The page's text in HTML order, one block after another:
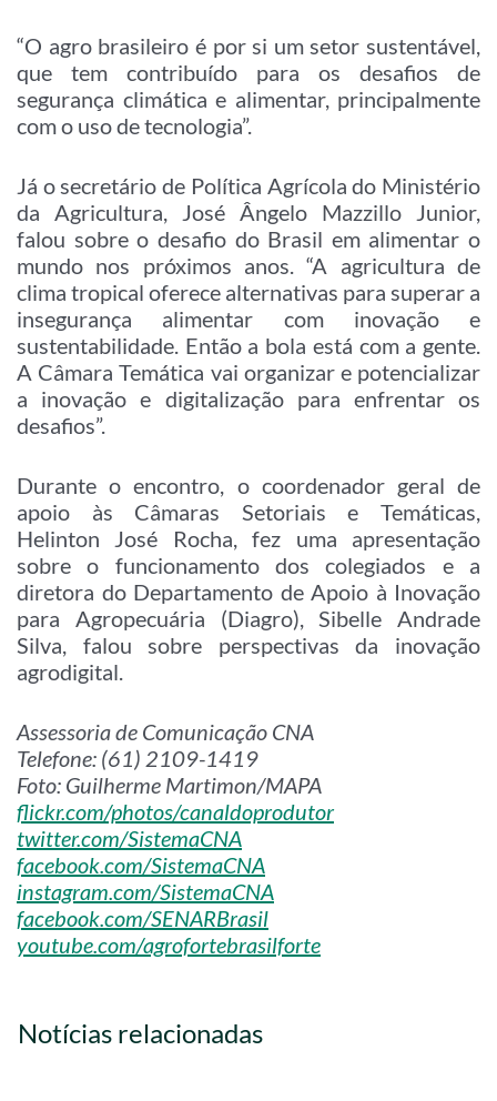
“O agro brasileiro é por si um setor sustentável,
que tem contribuído para os desafios de
segurança climática e alimentar, principalmente
com o uso de tecnologia”.
Já o secretário de Política Agrícola do Ministério
da Agricultura, José Ângelo Mazzillo Junior,
falou sobre o desafio do Brasil em alimentar o
mundo nos próximos anos. “A agricultura de
clima tropical oferece alternativas para superar a
insegurança alimentar com inovação e
sustentabilidade. Então a bola está com a gente.
A Câmara Temática vai organizar e potencializar
a inovação e digitalização para enfrentar os
desafios”.
Durante o encontro, o coordenador geral de
apoio às Câmaras Setoriais e Temáticas,
Helinton José Rocha, fez uma apresentação
sobre o funcionamento dos colegiados e a
diretora do Departamento de Apoio à Inovação
para Agropecuária (Diagro), Sibelle Andrade
Silva, falou sobre perspectivas da inovação
agrodigital.
Assessoria de Comunicação CNA
Telefone: (61) 2109-1419
Foto: Guilherme Martimon/MAPA
flickr.com/photos/canaldoprodutor
twitter.com/SistemaCNA
facebook.com/SistemaCNA
instagram.com/SistemaCNA
facebook.com/SENARBrasil
youtube.com/agrofortebrasilforte
Notícias relacionadas